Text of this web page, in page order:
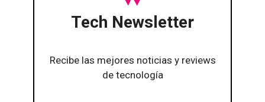
Tech Newsletter
Recibe las mejores noticias y reviews
de tecnología